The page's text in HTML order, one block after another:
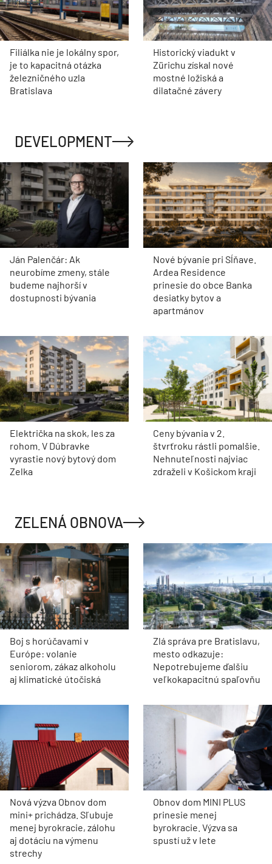
Filiálka nie je lokálny spor,
je to kapacitná otázka
železničného uzla
Bratislava
Historický viadukt v
Zürichu získal nové
mostné ložiská a
dilatačné závery
DEVELOPMENT
Ján Palenčár: Ak
neurobíme zmeny, stále
budeme najhorší v
dostupnosti bývania
Nové bývanie pri Sĺňave.
Ardea Residence
prinesie do obce Banka
desiatky bytov a
apartmánov
Električka na skok, les za
rohom. V Dúbravke
vyrastie nový bytový dom
Zelka
Ceny bývania v 2.
štvrťroku rástli pomalšie.
Nehnuteľnosti najviac
zdraželi v Košickom kraji
ZELENÁ OBNOVA
Boj s horúčavami v
Európe: volanie
seniorom, zákaz alkoholu
aj klimatické útočiská
Zlá správa pre Bratislavu,
mesto odkazuje:
Nepotrebujeme ďalšiu
veľkokapacitnú spaľovňu
Nová výzva Obnov dom
mini+ prichádza. Sľubuje
menej byrokracie, zálohu
aj dotáciu na výmenu
strechy
Obnov dom MINI PLUS
prinesie menej
byrokracie. Výzva sa
spustí už v lete